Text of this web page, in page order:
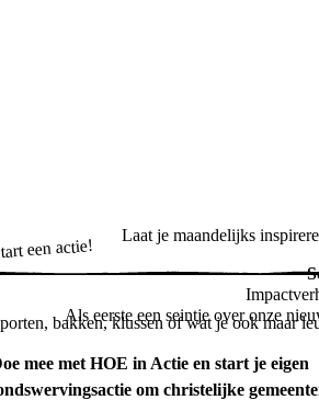
een actie!
bakken, klussen of wat je ook maar
mee met HOE in Actie en start je eigen
om christelijke
Laat je maandelijks
Als eerste een seintje over onze